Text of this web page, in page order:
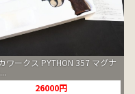
ワークス PYTHON 357 マグナ
26000円